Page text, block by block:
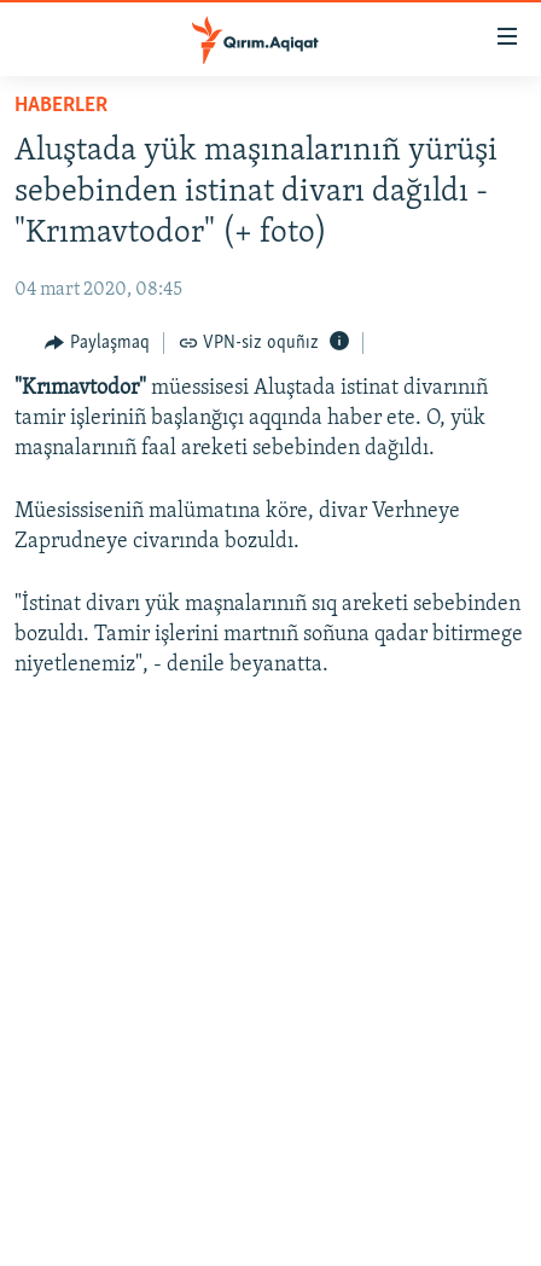
Esas
qaytmaq
Baş
navigatsiyağa
qaytmaq
Qıdıruvğa
HABERLER
SİYASET
İQTİSADİYAT
MEDENİYET
İNSAN AQLARI
VİDEO
SÜRET
FİKİR
Українською
HABERLER
Aluştada yük maşınalarınıñ yürüşi
sebebinden istinat divarı dağıldı -
"Krımavtodor" (+ foto)
04 mart 2020, 08:45
Paylaşmaq VPN-siz oquñız
"Krımavtodor" müessisesi Aluştada istinat divarınıñ
tamir işleriniñ başlanğıçı aqqında haber ete. O, yük
maşnalarınıñ faal areketi sebebinden dağıldı.
Müesissiseniñ malümatına köre, divar Verhneye
Zaprudneye civarında bozuldı.
"İstinat divarı yük maşnalarınıñ sıq areketi sebebinden
bozuldı. Tamir işlerini martnıñ soñuna qadar bitirmege
niyetlenemiz", - denile beyanatta.